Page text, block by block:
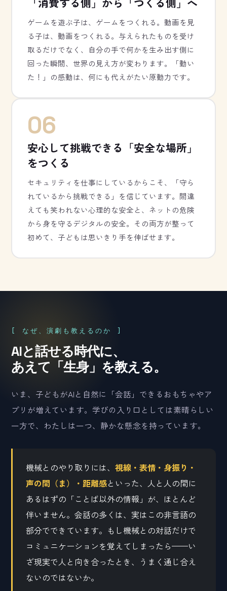
ゲームを遊ぶ子は、ゲームをつくれる。動画を見
る子は、動画をつくれる。与えられたものを受け
取るだけでなく、自分の手で何かを生み出す側に
回った瞬間、世界の見え方が変わります。「動い
た！」の感動は、何にも代えがたい原動力です。
06
安心して挑戦できる「安全な場所」
をつくる
セキュリティを仕事にしているからこそ、「守ら
れているから挑戦できる」を信じています。間違
えても笑われない心理的な安全と、ネットの危険
から身を守るデジタルの安全。その両方が整って
初めて、子どもは思いきり手を伸ばせます。
[ なぜ、演劇も教えるのか ]
AIと話せる時代に、
あえて「生身」を教える。
いま、子どもがAIと自然に「会話」できるおもちゃやア
プリが増えています。学びの入り口としては素晴らしい
一方で、わたしは一つ、静かな懸念を持っています。
機械とのやり取りには、視線・表情・身振り・
声の間（ま）・距離感といった、人と人の間に
あるはずの「ことば以外の情報」が、ほとんど
伴いません。会話の多くは、実はこの非言語の
部分でできています。もし機械との対話だけで
コミュニケーションを覚えてしまったら——い
ざ現実で人と向き合ったとき、うまく通じ合え
ないのではないか。